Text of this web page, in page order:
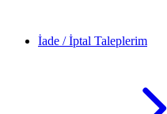
İade / İptal Taleplerim